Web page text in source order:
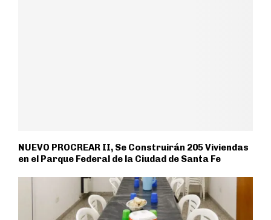
NUEVO PROCREAR II, Se Construirán 205 Viviendas
en el Parque Federal de la Ciudad de Santa Fe